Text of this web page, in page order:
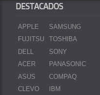
DESTACADOS
APPLE
FUJITSU
DELL
ACER
ASUS
CLEVO
SAMSUNG
TOSHIBA
SONY
PANASONIC
COMPAQ
IBM